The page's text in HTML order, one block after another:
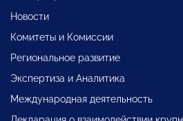
Новости
Комитеты и Комиссии
Региональное развитие
Экспертиза и Аналитика
Международная деятельность